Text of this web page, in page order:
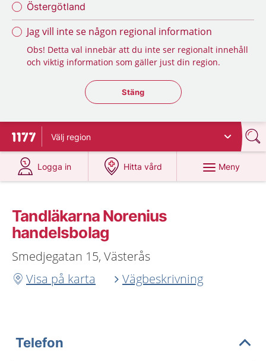
Östergötland
Jag vill inte se någon regional information
Obs! Detta val innebär att du inte ser regionalt innehåll
och viktig information som gäller just din region.
Stäng regionsväljaren
Stäng
Till startsidan för 1177
Välj region
Logga in
på 1177.se
Hitta vård
på 1177.se
Meny
Tandläkarna Norenius
handelsbolag
Smedjegatan 15, Västerås
Visa på karta
Vägbeskrivning
Telefon